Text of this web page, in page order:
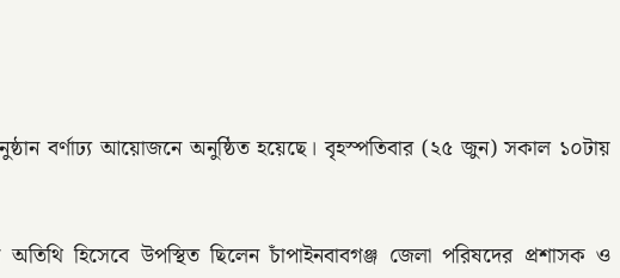
বর্ণাঢ্য আয়োজনে অনুষ্ঠিত হয়েছে। বৃহস্পতিবার (২৫ জুন) সকাল ১০টায়
হিসেবে উপস্থিত ছিলেন চাঁপাইনবাবগঞ্জ জেলা পরিষদের প্রশাসক ও